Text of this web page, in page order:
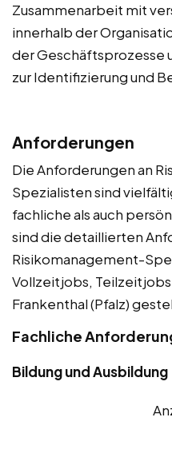
Zusammenarbeit mit
innerhalb der
der Geschäftsprozesse
zur Identifizierung und
Anforderungen
Die Anforderungen an
Spezialisten sind
fachliche als auch
sind die detaillierten
Risikomanagement-
Vollzeitjobs, Teilzeitjobs
Frankenthal (Pfalz)
Fachliche
Bildung und Ausbildung